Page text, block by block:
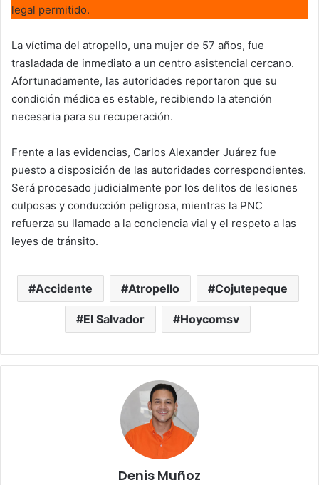
legal permitido.
La víctima del atropello, una mujer de 57 años, fue
trasladada de inmediato a un centro asistencial cercano.
Afortunadamente, las autoridades reportaron que su
condición médica es estable, recibiendo la atención
necesaria para su recuperación.
Frente a las evidencias, Carlos Alexander Juárez fue
puesto a disposición de las autoridades correspondientes.
Será procesado judicialmente por los delitos de lesiones
culposas y conducción peligrosa, mientras la PNC
refuerza su llamado a la conciencia vial y el respeto a las
leyes de tránsito.
Accidente Atropello Cojutepeque
El Salvador Hoycomsv
Denis Muñoz